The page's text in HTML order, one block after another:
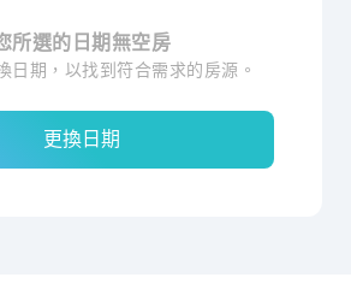
所選的日期無空房
日期，以找到符合需求的房源。
更換日期